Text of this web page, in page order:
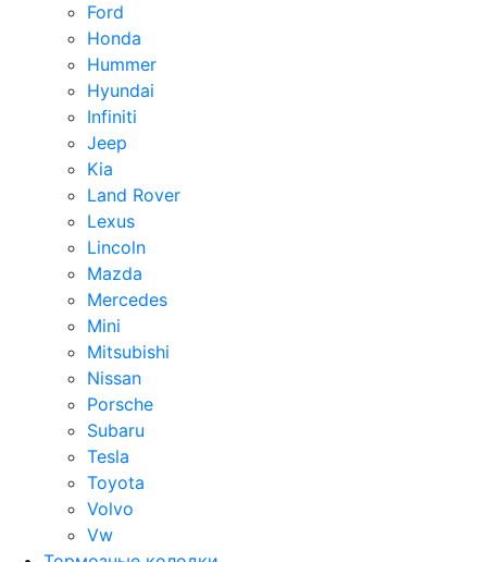
Ford
Honda
Hummer
Hyundai
Infiniti
Jeep
Kia
Land Rover
Lexus
Lincoln
Mazda
Mercedes
Mini
Mitsubishi
Nissan
Porsche
Subaru
Tesla
Toyota
Volvo
Vw